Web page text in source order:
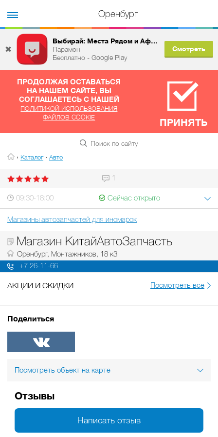
✖
Выбирай: Места Рядом и Афиша
Парамон
Бесплатно - Google Play
Смотреть
ПРОДОЛЖАЯ ОСТАВАТЬСЯ
НА НАШЕМ САЙТЕ, ВЫ
СОГЛАШАЕТЕСЬ С НАШЕЙ
ПОЛИТИКОЙ ИСПОЛЬЗОВАНИЯ
ФАЙЛОВ COOKIE
ПРИНЯТЬ
Оренбург
› Каталог› Авто
1
09:30-18:00 Сейчас открыто
Магазины автозапчастей для иномарок
Магазин КитайАвтоЗапчасть
Оренбург, Монтажников, 18 к3
+7 26-11-66
Посмотреть все
АКЦИИ И СКИДКИ
Поделиться
Посмотреть объект на карте
Отзывы
Написать отзыв